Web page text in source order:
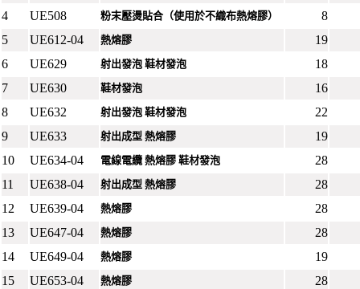
4
UE508 粉末壓燙貼合（使用於不織布熱熔膠）
8
5
UE612-04 熱熔膠
19
6
UE629 射出發泡 鞋材發泡
18
7
UE630 鞋材發泡
16
8
UE632 射出發泡 鞋材發泡
22
9
UE633 射出成型 熱熔膠
19
10
UE634-04 電線電纜 熱熔膠 鞋材發泡
28
11
UE638-04 射出成型 熱熔膠
28
12
UE639-04 熱熔膠
28
13
UE647-04 熱熔膠
28
14
UE649-04 熱熔膠
19
15
UE653-04 熱熔膠
28